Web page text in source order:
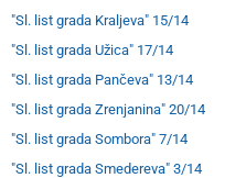
"Sl. list grada Kraljeva" 15/14
"Sl. list grada Užica" 17/14
"Sl. list grada Pančeva" 13/14
"Sl. list grada Zrenjanina" 20/14
"Sl. list grada Sombora" 7/14
"Sl. list grada Smedereva" 3/14